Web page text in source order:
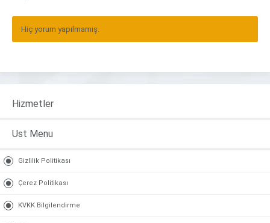
Hiç yorum yapılmamış.
Hizmetler
Ust Menu
Gizlilik Politikası
Çerez Politikası
KVKK Bilgilendirme